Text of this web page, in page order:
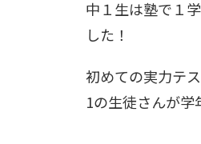
中１生は塾で１
した！
初めての実力テ
1の生徒さんが学